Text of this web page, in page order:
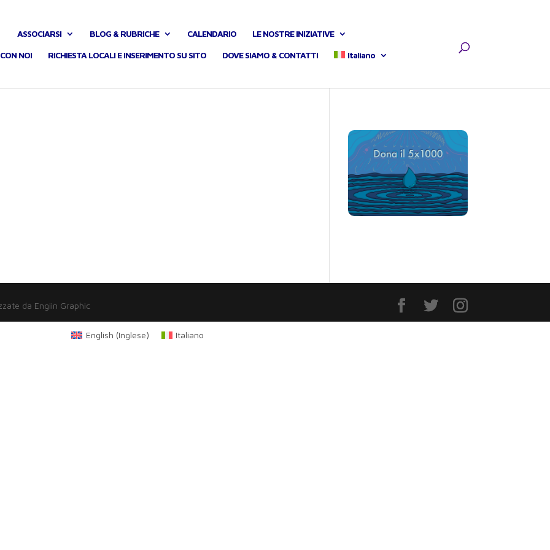
ASSOCIARSI BLOG & RUBRICHE CALENDARIO LE NOSTRE INIZIATIVE
NOI RICHIESTA LOCALI E INSERIMENTO SU SITO DOVE SIAMO & CONTATTI Italiano
da Engiin Graphic
English (Inglese) Italiano